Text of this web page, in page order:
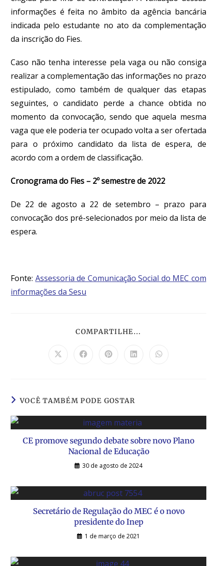
informações é feita no âmbito da agência bancária
indicada pelo estudante no ato da complementação
da inscrição do Fies.
Caso não tenha interesse pela vaga ou não consiga
realizar a complementação das informações no prazo
estipulado, como também de qualquer das etapas
seguintes, o candidato perde a chance obtida no
momento da convocação, sendo que aquela mesma
vaga que ele poderia ter ocupado volta a ser ofertada
para o próximo candidato da lista de espera, de
acordo com a ordem de classificação.
Cronograma do Fies – 2º semestre de 2022
De 22 de agosto a 22 de setembro – prazo para
convocação dos pré-selecionados por meio da lista de
espera.
Fonte: Assessoria de Comunicação Social do MEC com
informações da Sesu
COMPARTILHE...
VOCÊ TAMBÉM PODE GOSTAR
CE promove segundo debate sobre novo Plano
Nacional de Educação
30 de agosto de 2024
Secretário de Regulação do MEC é o novo
presidente do Inep
1 de março de 2021